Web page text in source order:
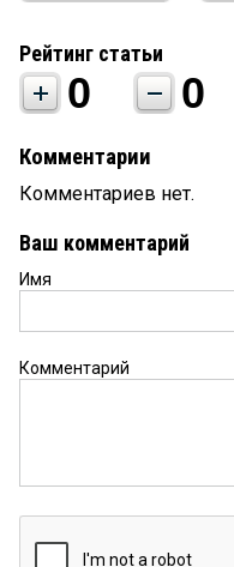
Рейтинг статьи
0 0
Комментарии
Комментариев нет.
Ваш комментарий
Имя
Комментарий